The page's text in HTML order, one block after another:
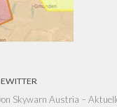
Skywarn Austria –